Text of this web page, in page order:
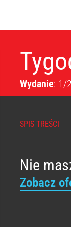
Wydanie: 1/
SPIS TREŚCI
Nie
Zobacz